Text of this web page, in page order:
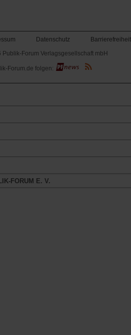
Datenschutz
Barrierefreiheit
Forum Verlagsgesellschaft mbH
(Öffnet
in
neuen
Forum.de folgen:
FORUM E. V.